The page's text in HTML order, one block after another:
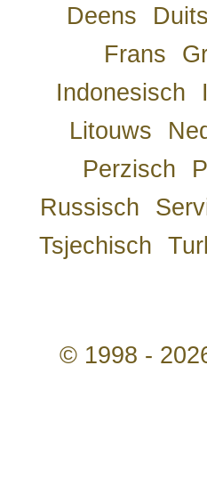
Deens
Duits
Frans
Indonesisch
Litouws
Perzisch
Russisch
Tsjechisch
© 1998 -